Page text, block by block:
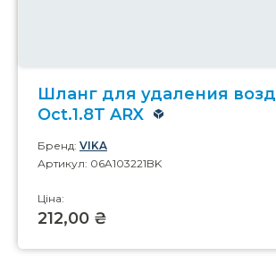
Шланг для удаления
Oct.1.8T ARX
Бренд: VIKA
Артикул: 06A103221BK
Ціна:
212,00 ₴